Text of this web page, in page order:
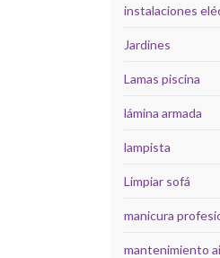
instalaciones
Jardines
Lamas piscina
lámina armada
lampista
Limpiar sofá
manicura
mantenimiento